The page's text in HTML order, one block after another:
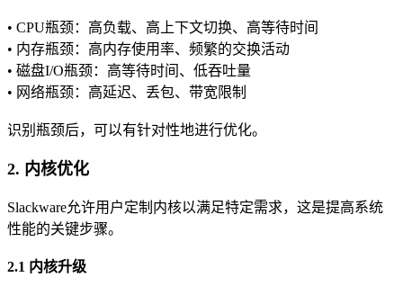
• CPU瓶颈：高负载、高上下文切换、高等待时间
• 内存瓶颈：高内存使用率、频繁的交换活动
• 磁盘I/O瓶颈：高等待时间、低吞吐量
• 网络瓶颈：高延迟、丢包、带宽限制
识别瓶颈后，可以有针对性地进行优化。
2. 内核优化
Slackware允许用户定制内核以满足特定需求，这是提高系统
性能的关键步骤。
2.1 内核升级